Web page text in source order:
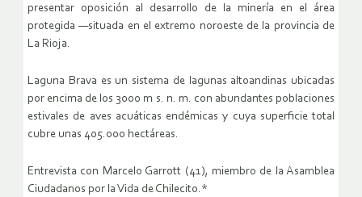
presentar oposición al desarrollo de la minería en el área
protegida —situada en el extremo noroeste de la provincia de
La Rioja.
Laguna Brava es un sistema de lagunas altoandinas ubicadas
por encima de los 3000 m s. n. m. con abundantes poblaciones
estivales de aves acuáticas endémicas y cuya superficie total
cubre unas 405.000 hectáreas.
Entrevista con Marcelo Garrott (41), miembro de la Asamblea
Ciudadanos por la Vida de Chilecito.*